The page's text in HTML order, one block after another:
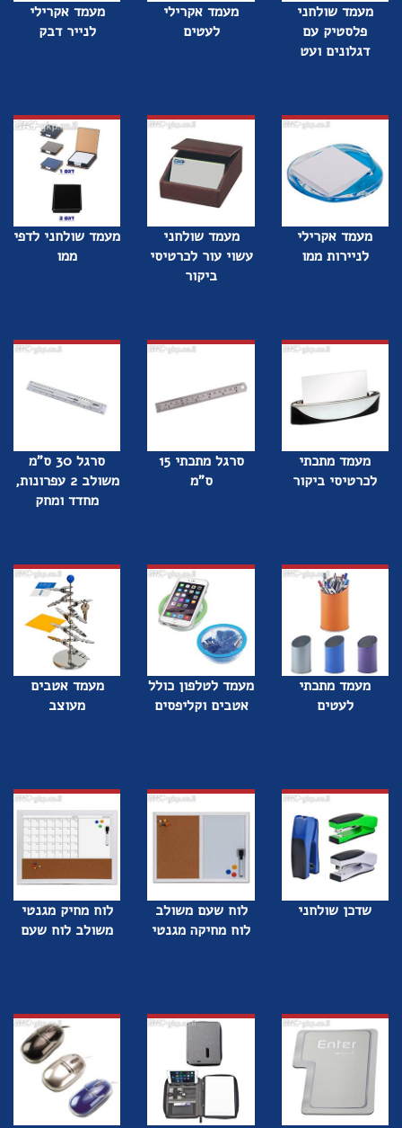
מעמד שולחני
פלסטיק עם
דגלונים ועט
מעמד אקרילי
לעטים
מעמד אקרילי
לנייר דבק
מעמד אקרילי
לניירות ממו
מעמד שולחני
עשוי עור לכרטיסי
ביקור
מעמד שולחני לדפי
ממו
מעמד מתכתי
לכרטיסי ביקור
סרגל מתכתי 15
ס"מ
סרגל 30 ס"מ
משולב 2 עפרונות,
מחדד ומחק
מעמד מתכתי
לעטים
מעמד לטלפון כולל
אטבים וקליפסים
מעמד אטבים
מעוצב
שדכן שולחני
לוח שעם משולב
לוח מחיקה מגנטי
לוח מחיק מגנטי
משולב לוח שעם